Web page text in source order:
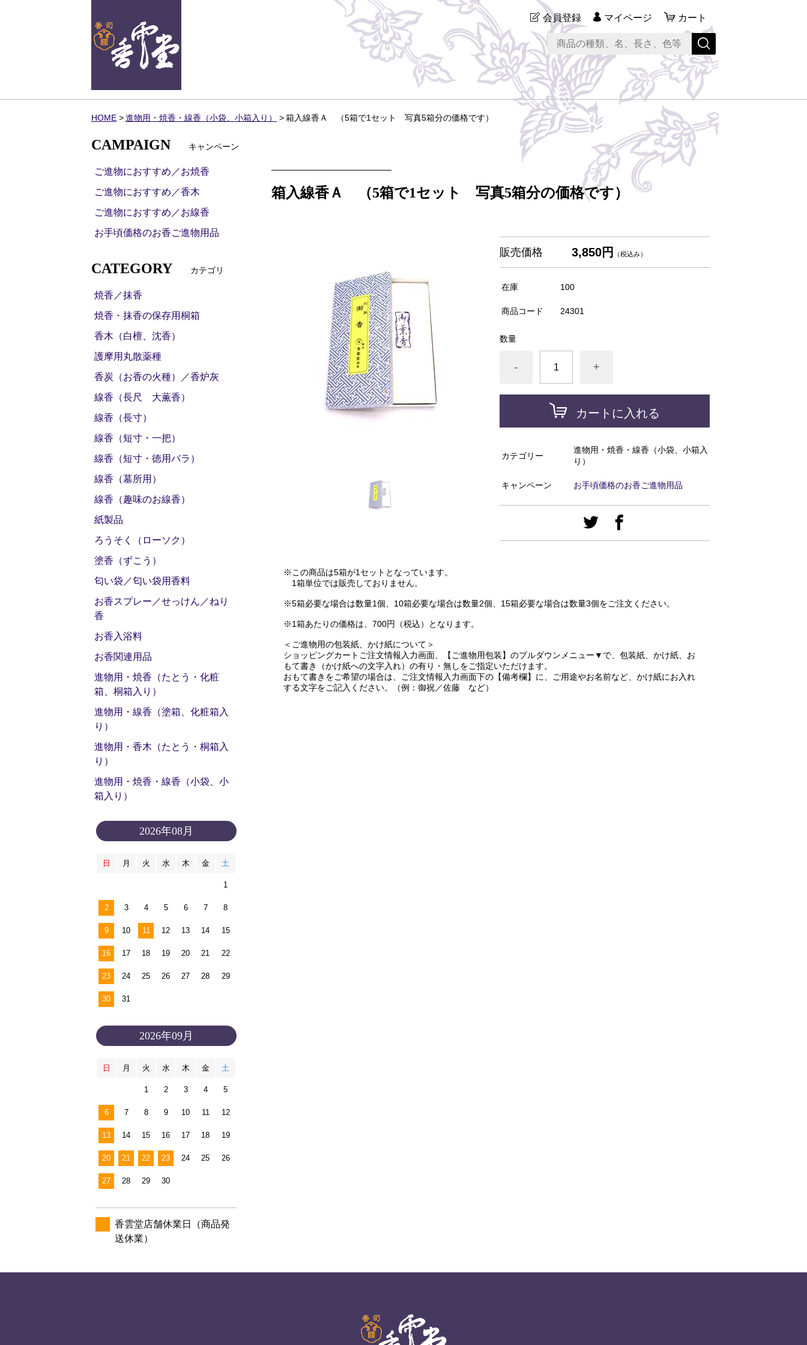
会員登録 マイページ カート
HOME 進物用・焼香・線香（小袋、小箱入り） 箱入線香Ａ （5箱で1セット 写真5箱分の価格です）
箱入線香Ａ （5箱で1セット 写真5箱分の価格です）
販売価格 3,850円 （税込み）
在庫 100
商品コード 24301
数量
- +
カートに入れる
カテゴリー
進物用・焼香・線香（小袋、小箱入
り）
キャンペーン お手頃価格のお香ご進物用品
※この商品は5箱が1セットとなっています。
1箱単位では販売しておりません。
※5箱必要な場合は数量1個、10箱必要な場合は数量2個、15箱必要な場合は数量3個をご注文ください。
※1箱あたりの価格は、700円（税込）となります。
＜ご進物用の包装紙、かけ紙について＞
ショッピングカートご注文情報入力画面、【ご進物用包装】のプルダウンメニュー▼で、包装紙、かけ紙、お
もて書き（かけ紙への文字入れ）の有り・無しをご指定いただけます。
おもて書きをご希望の場合は、ご注文情報入力画面下の【備考欄】に、ご用途やお名前など、かけ紙にお入れ
する文字をご記入ください。（例：御祝／佐藤 など）
CAMPAIGN キャンペーン
ご進物におすすめ／お焼香
ご進物におすすめ／香木
ご進物におすすめ／お線香
お手頃価格のお香ご進物用品
CATEGORY カテゴリ
焼香／抹香
焼香・抹香の保存用桐箱
香木（白檀、沈香）
護摩用丸散薬種
香炭（お香の火種）／香炉灰
線香（長尺 大薫香）
線香（長寸）
線香（短寸・一把）
線香（短寸・徳用バラ）
線香（墓所用）
線香（趣味のお線香）
紙製品
ろうそく（ローソク）
塗香（ずこう）
匂い袋／匂い袋用香料
お香スプレー／せっけん／ねり
香
お香入浴料
お香関連用品
進物用・焼香（たとう・化粧
箱、桐箱入り）
進物用・線香（塗箱、化粧箱入
り）
進物用・香木（たとう・桐箱入
り）
進物用・焼香・線香（小袋、小
箱入り）
2026年08月
日 月 火 水 木 金 土
1
2 3 4 5 6 7 8
9 10 11 12 13 14 15
16 17 18 19 20 21 22
23 24 25 26 27 28 29
30 31
2026年09月
日 月 火 水 木 金 土
1 2 3 4 5
6 7 8 9 10 11 12
13 14 15 16 17 18 19
20 21 22 23 24 25 26
27 28 29 30
香雲堂店舗休業日（商品発
送休業）